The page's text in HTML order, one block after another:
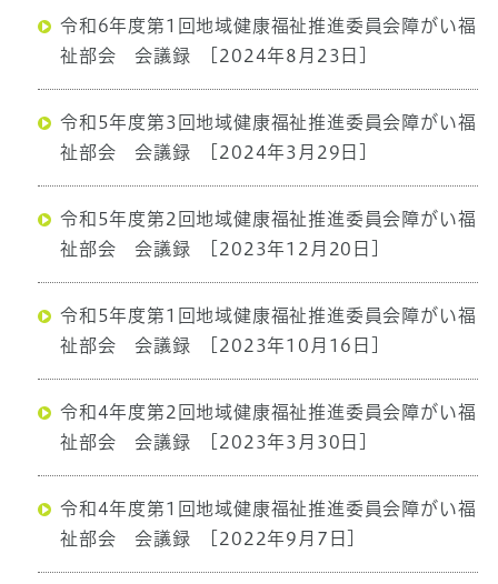
令和6年度第1回地域健康福祉推進委員会障がい福
祉部会 会議録
[2024年8月23日]
令和5年度第3回地域健康福祉推進委員会障がい福
祉部会 会議録
[2024年3月29日]
令和5年度第2回地域健康福祉推進委員会障がい福
祉部会 会議録
[2023年12月20日]
令和5年度第1回地域健康福祉推進委員会障がい福
祉部会 会議録
[2023年10月16日]
令和4年度第2回地域健康福祉推進委員会障がい福
祉部会 会議録
[2023年3月30日]
令和4年度第1回地域健康福祉推進委員会障がい福
祉部会 会議録
[2022年9月7日]